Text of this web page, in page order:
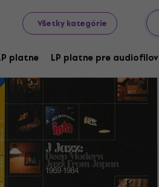
Všetky kategórie
platne LP platne pre audiofilov